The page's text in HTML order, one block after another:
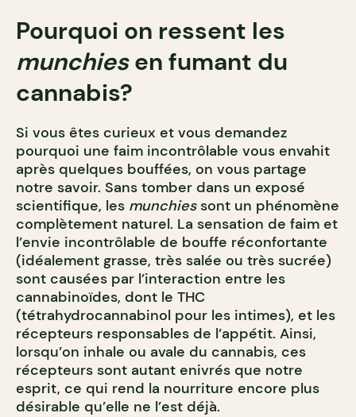
Pourquoi on ressent les
munchiesen fumant du
cannabis?
Si vous êtes curieux et vous demandez
pourquoi une faim incontrôlable vous envahit
après quelques bouffées, on vous partage
notre savoir. Sans tomber dans un exposé
scientifique, les munchiessont un phénomène
complètement naturel. La sensation de faim et
l’envie incontrôlable de bouffe réconfortante
(idéalement grasse, très salée ou très sucrée)
sont causées par l’interaction entre les
cannabinoïdes, dont le THC
(tétrahydrocannabinol pour les intimes), et les
récepteurs responsables de l’appétit. Ainsi,
lorsqu’on inhale ou avale du cannabis, ces
récepteurs sont autant enivrés que notre
esprit, ce qui rend la nourriture encore plus
désirable qu’elle ne l’est déjà.